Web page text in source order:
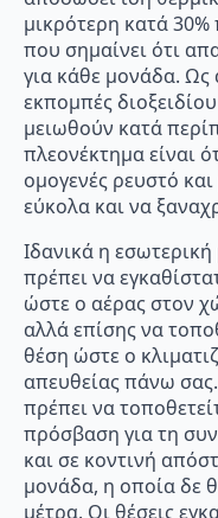
μικρότερη κατά
που σημαίνει ότι
για κάθε μονάδα. Ως
εκπομπές
μειωθούν κατά
πλεονέκτημα είναι
ομογενές ρευστό
εύκολα και να
Ιδανικά η
πρέπει να
ώστε ο αέρας στον
αλλά επίσης να
θέση ώστε ο
απευθείας πάνω
πρέπει να
πρόσβαση για τη
και σε κοντινή
μονάδα, η οποία δε
μέτρα. Οι θέσεις